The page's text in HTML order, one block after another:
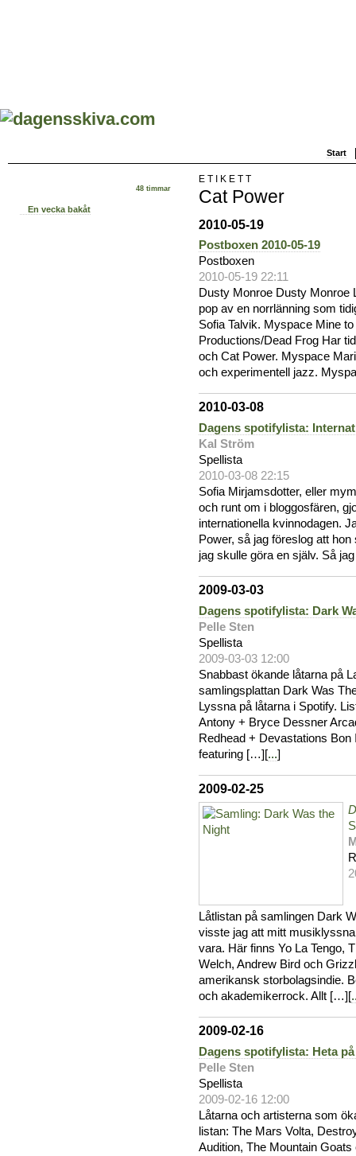
Start
48 timmar
En vecka bakåt
ETIKETT
Cat Power
2010-05-19
Postboxen 2010-05-19
Postboxen
2010-05-19 22:11
Dusty Monroe Dusty Monroe
pop av en norrlänning som
Sofia Talvik. Myspace Mine
Productions/Dead Frog Har
och Cat Power. Myspace
och experimentell jazz.
2010-03-08
Dagens spotifylista:
Kal Ström
Spellista
2010-03-08 22:15
Sofia Mirjamsdotter, eller
och runt om i bloggosfären,
internationella kvinnodagen.
Power, så jag föreslog att
jag skulle göra en själv. Så
2009-03-03
Dagens spotifylista: Dark
Pelle Sten
Spellista
2009-03-03 12:00
Snabbast ökande låtarna på
samlingsplattan Dark Was
Lyssna på låtarna i Spotify.
Antony + Bryce Dessner
Redhead + Devastations
featuring […][...]
2009-02-25
Låtlistan på samlingen Dark
visste jag att mitt
vara. Här finns Yo La Tengo,
Welch, Andrew Bird och
amerikansk storbolagsindie.
och akademikerrock. Allt […][
2009-02-16
Dagens spotifylista: Heta
Pelle Sten
Spellista
2009-02-16 12:00
Låtarna och artisterna som
listan: The Mars Volta,
Audition, The Mountain